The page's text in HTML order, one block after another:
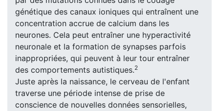
génétique des canaux ioniques qui entraînent une
concentration accrue de calcium dans les
neurones. Cela peut entraîner une hyperactivité
neuronale et la formation de synapses parfois
inappropriées, qui peuvent à leur tour entraîner
des comportements autistiques.2
Juste après la naissance, le cerveau de l'enfant
traverse une période intense de prise de
conscience de nouvelles données sensorielles,